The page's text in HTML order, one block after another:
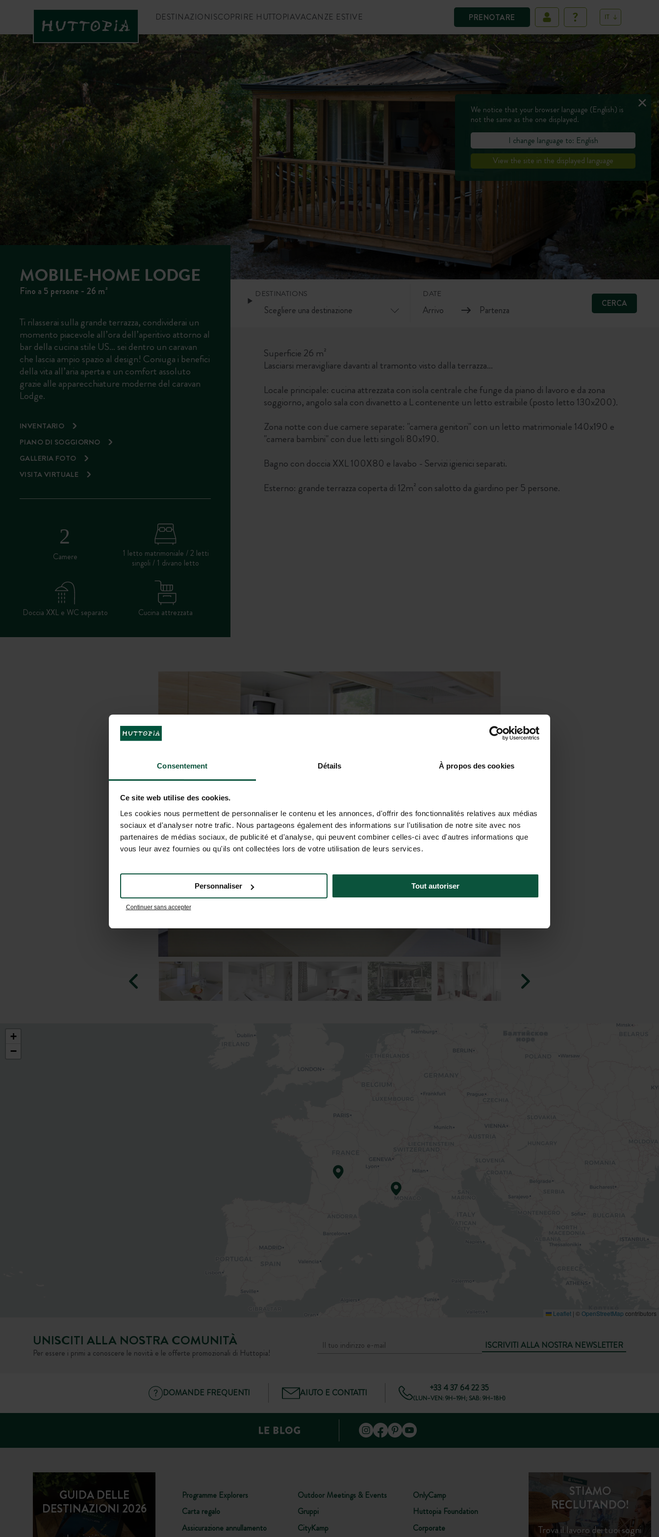
Consentement Détails À propos des cookies
Ce site web utilise des cookies.
Les cookies nous permettent de personnaliser le contenu et les annonces, d'offrir des fonctionnalités relatives aux médias
sociaux et d'analyser notre trafic. Nous partageons également des informations sur l'utilisation de notre site avec nos
partenaires de médias sociaux, de publicité et d'analyse, qui peuvent combiner celles-ci avec d'autres informations que
vous leur avez fournies ou qu'ils ont collectées lors de votre utilisation de leurs services.
Continuer sans accepter
Personnaliser Tout autoriser
PRENOTARE
DESTINAZIONISCOPRIRE HUTTOPIAVACANZE ESTIVE IT
MOBILE-HOME LODGE
Fino a 5 persone - 26 m²
Ti rilasserai sulla grande terrazza, condividerai un
momento piacevole all’ora dell’aperitivo attorno al
bar della cucina stile US… sei dentro un caravan
che lascia ampio spazio al design! Coniuga i benefici
della vita all’aria aperta e un comfort assoluto
grazie alle apparecchiature moderne del caravan
Lodge.
INVENTARIO
PIANO DI SOGGIORNO
GALLERIA FOTO
VISITA VIRTUALE
Camere
1 letto matrimoniale / 2 letti
singoli / 1 divano letto
Doccia XXL e WC separato Cucina attrezzata
DESTINATIONS DATE
CERCA
Superficie 26 m²
Lasciarsi meravigliare davanti al tramonto visto dalla terrazza...
Locale principale: cucina attrezzata con isola centrale che funge da piano di lavoro e da zona
soggiorno, angolo sala con divanetto a L contenente un letto estraibile (posto letto 130x200).
Zona notte con due camere separate: "camera genitori" con un letto matrimoniale 140x190 e
"camera bambini" con due letti singoli 80x190.
Bagno con doccia XXL 100X80 e lavabo - Servizi igienici separati.
Esterno: grande terrazza coperta di 12m² con salotto da giardino per 5 persone.
+
−
Leaflet | ©OpenStreetMap contributors
We notice that your browser language (English) is
not the same as the one displayed.
I change language to: English
View the site in the displayed language
UNISCITI ALLA NOSTRA COMUNITÀ
Per essere i primi a conoscere le novità e le offerte promozionali di Huttopia!
ISCRIVITI ALLA NOSTRA NEWSLETTER
DOMANDE FREQUENTI AIUTO E CONTATTI +33 4 37 64 22 35
(LUN–VEN: 9H–19H; SAB: 9H–18H)
GUIDA DELLE
DESTINAZIONI 2026
Programme Explorers
Carta regalo
Assicurazione annullamento
Outdoor Meetings & Events
Gruppi
CityKamp
OnlyCamp
Huttopia Foundation
Corporate
STIAMO
RECLUTANDO!
Trova il lavoro dei tuoi sogni